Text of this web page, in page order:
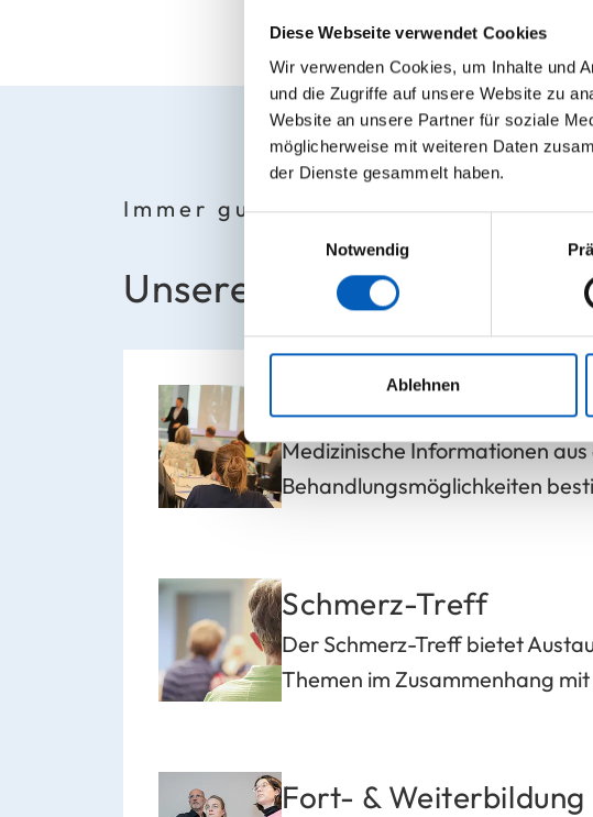
Diese Webseite verwendet Cookies
Wir verwenden Cookies, um Inhalte und
und die Zugriffe auf unsere Website zu
Website an unsere Partner für soziale
möglicherweise mit weiteren Daten
der Dienste gesammelt haben.
Notwendig
Ablehnen
Immer gut informiert
Unsere
Patientenakademie
Medizinische Informationen
Behandlungsmöglichkeiten
Schmerz-Treff
Der Schmerz-Treff bietet
Themen im Zusammenhang
Fort- & Weiterbildung